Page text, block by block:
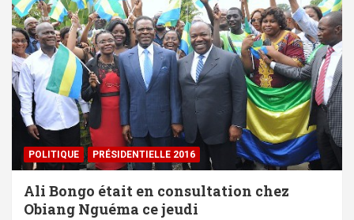
POLITIQUE PRÉSIDENTIELLE 2016
Ali Bongo était en consultation chez
Obiang Nguéma ce jeudi